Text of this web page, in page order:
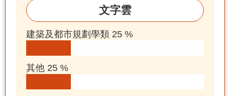
文字雲
建築及都市規劃學類 25 %
其他 25 %